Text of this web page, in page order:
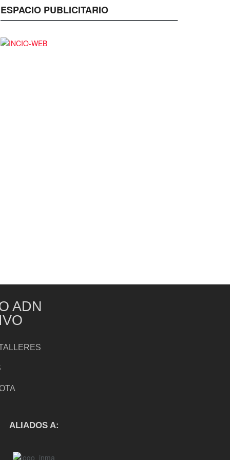
ESPACIO PUBLICITARIO
ADN
ALIADOS A: